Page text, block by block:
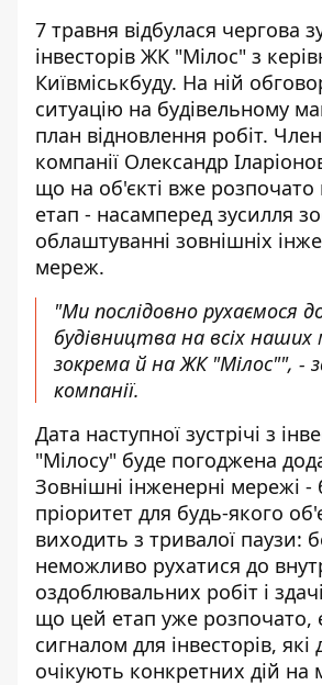
7 травня відбулася чергова
інвесторів ЖК "Мілос" з
Київміськбуду. На ній
ситуацію на будівельному
план відновлення робіт.
компанії Олександр
що на об'єкті вже розпочато
етап - насамперед зусилля
облаштуванні зовнішніх
мереж.
"Ми послідовно рухаємося
будівництва на всіх наших
зокрема й на ЖК "Мілос"", -
компанії.
Дата наступної зустрічі з
"Мілосу" буде погоджена
Зовнішні інженерні мережі -
пріоритет для будь-якого
виходить з тривалої паузи:
неможливо рухатися до
оздоблювальних робіт і
що цей етап уже розпочато,
сигналом для інвесторів, які
очікують конкретних дій на